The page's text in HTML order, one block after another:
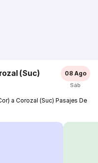
(Suc) 08 Ago
Sáb
a Corozal (Suc) Pasajes De